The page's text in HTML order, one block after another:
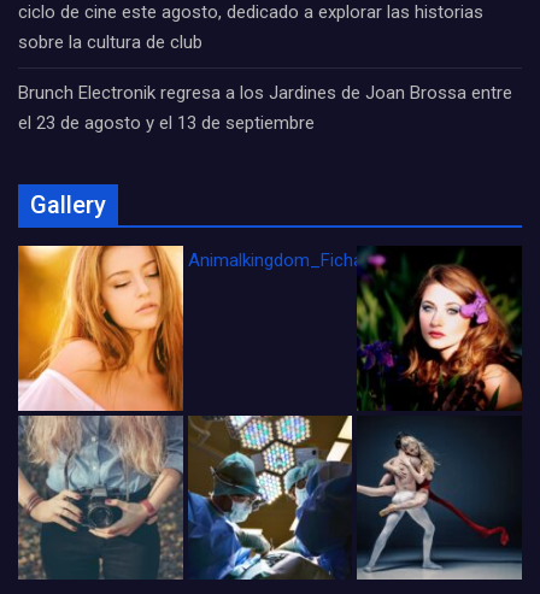
ciclo de cine este agosto, dedicado a explorar las historias
sobre la cultura de club
Brunch Electronik regresa a los Jardines de Joan Brossa entre
el 23 de agosto y el 13 de septiembre
Gallery
Animalkingdom_FichaCine